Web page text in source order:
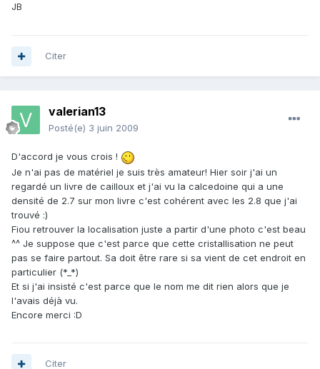
JB
Citer
valerian13
Posté(e) 3 juin 2009
D'accord je vous crois !
Je n'ai pas de matériel je suis très amateur! Hier soir j'ai un
regardé un livre de cailloux et j'ai vu la calcedoine qui a une
densité de 2.7 sur mon livre c'est cohérent avec les 2.8 que j'ai
trouvé :)
Fiou retrouver la localisation juste a partir d'une photo c'est beau
^^ Je suppose que c'est parce que cette cristallisation ne peut
pas se faire partout. Sa doit être rare si sa vient de cet endroit en
particulier (*_*)
Et si j'ai insisté c'est parce que le nom me dit rien alors que je
l'avais déjà vu.
Encore merci :D
Citer